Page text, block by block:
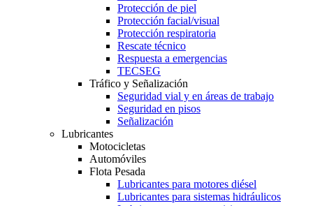
Protección de piel
Protección facial/visual
Protección respiratoria
Rescate técnico
Respuesta a emergencias
TECSEG
Tráfico y Señalización
Seguridad vial y en áreas de trabajo
Seguridad en pisos
Señalización
Lubricantes
Motocicletas
Automóviles
Flota Pesada
Lubricantes para motores diésel
Lubricantes para sistemas hidráulicos